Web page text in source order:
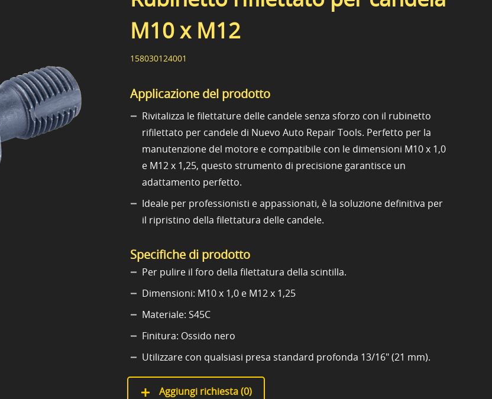
M10 x M12
158030124001
Applicazione del prodotto
Rivitalizza le filettature delle candele senza sforzo con il rubinetto
rifilettato per candele di Nuevo Auto Repair Tools. Perfetto per la
manutenzione del motore e compatibile con le dimensioni M10 x 1,0
e M12 x 1,25, questo strumento di precisione garantisce un
adattamento perfetto.
Ideale per professionisti e appassionati, è la soluzione definitiva per
il ripristino della filettatura delle candele.
Specifiche di prodotto
Per pulire il foro della filettatura della scintilla.
Dimensioni: M10 x 1,0 e M12 x 1,25
Materiale: S45C
Finitura: Ossido nero
Utilizzare con qualsiasi presa standard profonda 13/16" (21 mm).
Aggiungi richiesta (0)